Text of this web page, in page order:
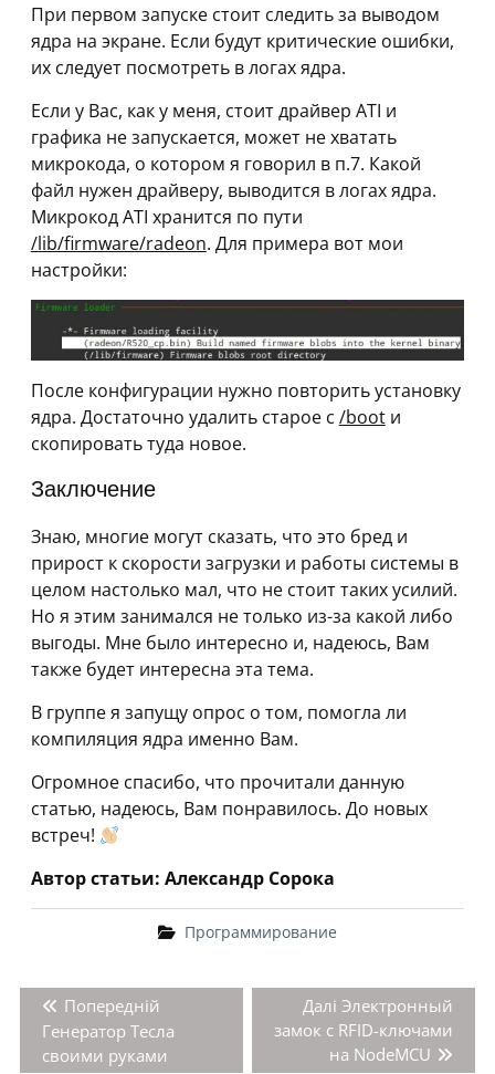
При первом запуске стоит следить за выводом
ядра на экране. Если будут критические ошибки,
их следует посмотреть в логах ядра.
Если у Вас, как у меня, стоит драйвер ATI и
графика не запускается, может не хватать
микрокода, о котором я говорил в п.7. Какой
файл нужен драйверу, выводится в логах ядра.
Микрокод ATI хранится по пути
/lib/firmware/radeon. Для примера вот мои
настройки:
После конфигурации нужно повторить установку
ядра. Достаточно удалить старое с /bootи
скопировать туда новое.
Заключение
Знаю, многие могут сказать, что это бред и
прирост к скорости загрузки и работы системы в
целом настолько мал, что не стоит таких усилий.
Но я этим занимался не только из-за какой либо
выгоды. Мне было интересно и, надеюсь, Вам
также будет интересна эта тема.
В группе я запущу опрос о том, помогла ли
компиляция ядра именно Вам.
Огромное спасибо, что прочитали данную
статью, надеюсь, Вам понравилось. До новых
встреч!
Автор статьи: Александр Сорока
Программирование
Навігація
записівПопередній
запис:
Генератор Тесла
своими руками
Далі Наступний
запис:
Электронный
замок с RFID-ключами
на NodeMCU